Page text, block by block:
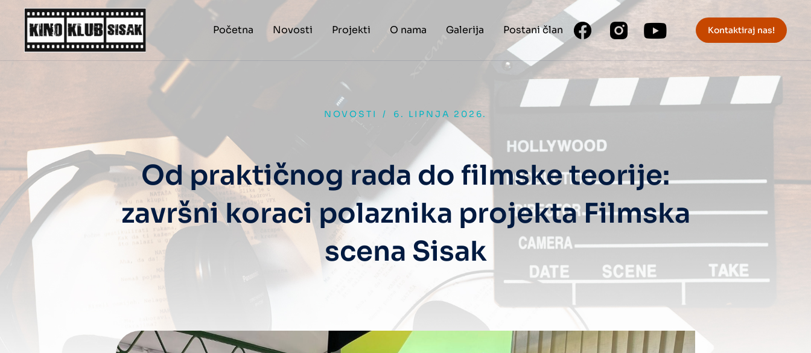
Početna Novosti Projekti O nama Galerija Postani član Kontaktiraj nas!
NOVOSTI / 6. LIPNJA 2026.
Od praktičnog rada do filmske teorije:
završni koraci polaznika projekta Filmska
scena Sisak